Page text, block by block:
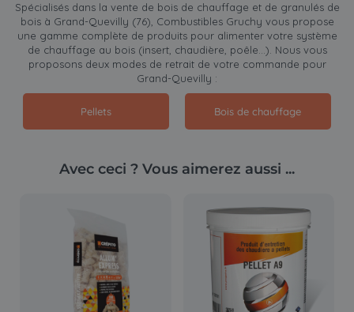
Spécialisés dans la vente de bois de chauffage et de granulés de
bois à Grand-Quevilly (76), Combustibles Gruchy vous propose
une gamme complète de produits pour alimenter votre système
de chauffage au bois (insert, chaudière, poêle…). Nous vous
proposons deux modes de retrait de votre commande pour
Grand-Quevilly :
Pellets Bois de chauffage
Avec ceci ? Vous aimerez aussi ...